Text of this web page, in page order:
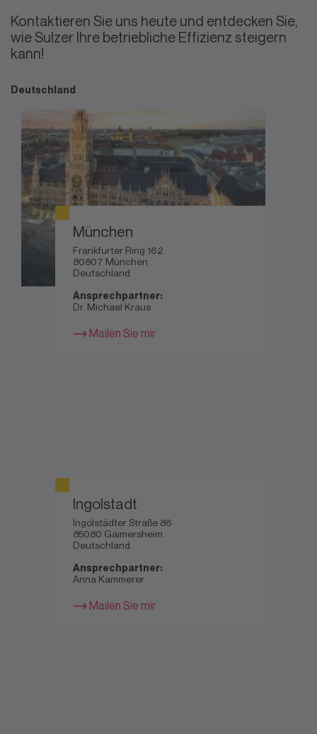
Kontaktieren Sie uns heute und entdecken Sie,
wie Sulzer Ihre betriebliche Effizienz steigern
kann!
Deutschland
München
Frankfurter Ring 162
80807 München
Deutschland
Ansprechpartner:
Dr. Michael Kraus
Mailen Sie mir
Ingolstadt
Ingolstädter Straße 86
85080 Gaimersheim
Deutschland
Ansprechpartner:
Anna Kammerer
Mailen Sie mir